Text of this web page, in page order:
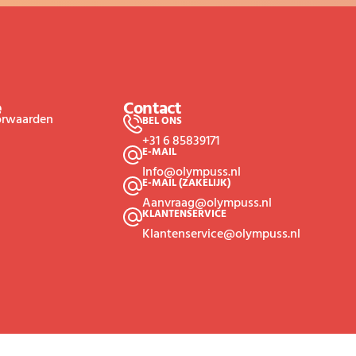
Contact
BEL ONS
+31 6 85839171
E-MAIL
Info@olympuss.nl
E-MAIL (ZAKELIJK)
Aanvraag@olympuss.nl
KLANTENSERVICE
Klantenservice@olympuss.nl